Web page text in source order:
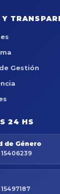
Gestión
24 HS
de Género